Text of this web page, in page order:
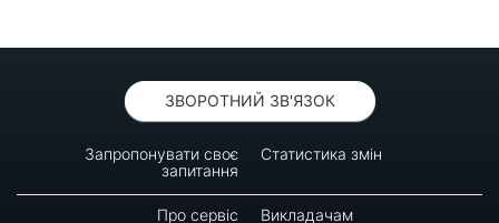
ЗВОРОТНИЙ ЗВ'ЯЗОК
Запропонувати своє
запитання
Статистика змін
Про сервіс Викладачам